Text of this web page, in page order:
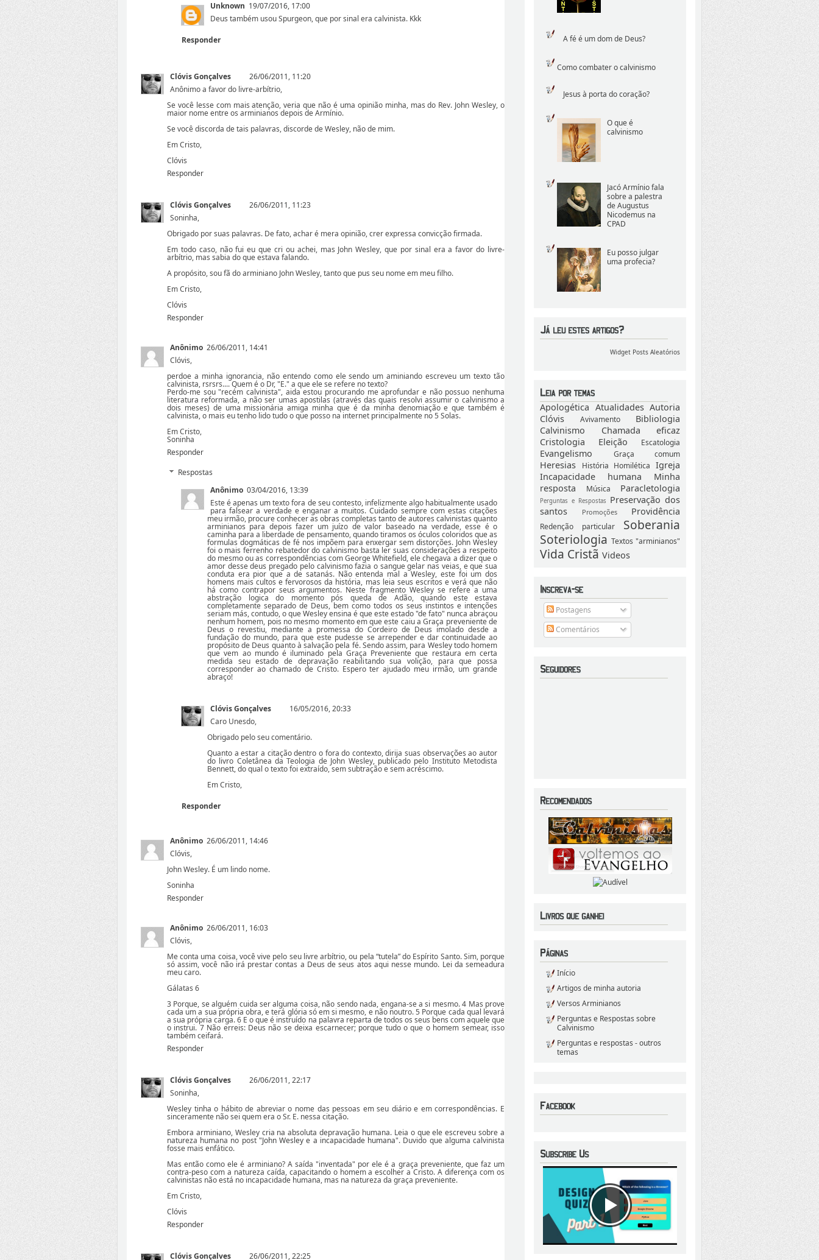
A fé é um dom de Deus?
Como combater o calvinismo
Jesus à porta do coração?
O que é
calvinismo
Jacó Armínio fala
sobre a palestra
de Augustus
Nicodemus na
CPAD
Eu posso julgar
uma profecia?
Widget Posts Aleatórios
Apologética Atualidades Autoria
Clóvis
Avivamento
Bibliologia
Calvinismo
Chamada eficaz
Cristologia
Eleição Escatologia
Evangelismo Graça comum
Heresias História Homilética Igreja
Incapacidade humana
Minha
resposta
Música Paracletologia
Perguntas e Respostas
Preservação dos
santos
Promoções Providência
Redenção particular
Soberania
Soteriologia Textos "arminianos"
Vida Cristã Videos
Postagens
Comentários
Início
Artigos de minha autoria
Versos Arminianos
Perguntas e Respostas sobre
Calvinismo
Perguntas e respostas - outros
temas
Unknown 19/07/2016, 17:00
Deus também usou Spurgeon, que por sinal era calvinista. Kkk
Responder
Clóvis Gonçalves
26/06/2011, 11:20
Anônimo a favor do livre-arbítrio,
Se você lesse com mais atenção, veria que não é uma opinião minha, mas do Rev. John Wesley, o
maior nome entre os arminianos depois de Armínio.
Se você discorda de tais palavras, discorde de Wesley, não de mim.
Em Cristo,
Clóvis
Responder
Clóvis Gonçalves
26/06/2011, 11:23
Soninha,
Obrigado por suas palavras. De fato, achar é mera opinião, crer expressa convicção firmada.
Em todo caso, não fui eu que cri ou achei, mas John Wesley, que por sinal era a favor do livre-
arbítrio, mas sabia do que estava falando.
A propósito, sou fã do arminiano John Wesley, tanto que pus seu nome em meu filho.
Em Cristo,
Clóvis
Responder
Anônimo 26/06/2011, 14:41
Clóvis,
perdoe a minha ignorancia, não entendo como ele sendo um aminiando escreveu um texto tão
calvinista, rsrsrs.... Quem é o Dr, "E." a que ele se refere no texto?
Perdo-me sou "recém calvinista", aida estou procurando me aprofundar e não possuo nenhuma
literatura reformada, a não ser umas apostilas (através das quais resolvi assumir o calvinismo a
dois meses) de uma missionária amiga minha que é da minha denomiação e que também é
calvinista, o mais eu tenho lido tudo o que posso na internet principalmente no 5 Solas.
Em Cristo,
Soninha
Responder
Respostas
Anônimo 03/04/2016, 13:39
Este é apenas um texto fora de seu contesto, infelizmente algo habitualmente usado
para falsear a verdade e enganar a muitos. Cuidado sempre com estas citações
meu irmão, procure conhecer as obras completas tanto de autores calvinistas quanto
arminianos para depois fazer um juízo de valor baseado na verdade, esse é o
caminha para a liberdade de pensamento, quando tiramos os óculos coloridos que as
formulas dogmáticas de fé nos impõem para enxergar sem distorções. John Wesley
foi o mais ferrenho rebatedor do calvinismo basta ler suas considerações a respeito
do mesmo ou as correspondências com George Whitefield, ele chegava a dizer que o
amor desse deus pregado pelo calvinismo fazia o sangue gelar nas veias, e que sua
conduta era pior que a de satanás. Não entenda mal a Wesley, este foi um dos
homens mais cultos e fervorosos da história, mas leia seus escritos e verá que não
há como contrapor seus argumentos. Neste fragmento Wesley se refere a uma
abstração logica do momento pós queda de Adão, quando este estava
completamente separado de Deus, bem como todos os seus instintos e intenções
seriam más, contudo, o que Wesley ensina é que este estado "de fato" nunca abraçou
nenhum homem, pois no mesmo momento em que este caiu a Graça preveniente de
Deus o revestiu, mediante a promessa do Cordeiro de Deus imolado desde a
fundação do mundo, para que este pudesse se arrepender e dar continuidade ao
propósito de Deus quanto à salvação pela fé. Sendo assim, para Wesley todo homem
que vem ao mundo é iluminado pela Graça Preveniente que restaura em certa
medida seu estado de depravação reabilitando sua volição, para que possa
corresponder ao chamado de Cristo. Espero ter ajudado meu irmão, um grande
abraço!
Clóvis Gonçalves
16/05/2016, 20:33
Caro Unesdo,
Obrigado pelo seu comentário.
Quanto a estar a citação dentro o fora do contexto, dirija suas observações ao autor
do livro Coletânea da Teologia de John Wesley, publicado pelo Instituto Metodista
Bennett, do qual o texto foi extraído, sem subtração e sem acréscimo.
Em Cristo,
Responder
Anônimo 26/06/2011, 14:46
Clóvis,
John Wesley. É um lindo nome.
Soninha
Responder
Anônimo 26/06/2011, 16:03
Clóvis,
Me conta uma coisa, você vive pelo seu livre arbítrio, ou pela “tutela” do Espírito Santo. Sim, porque
só assim, você não irá prestar contas a Deus de seus atos aqui nesse mundo. Lei da semeadura
meu caro.
Gálatas 6
3 Porque, se alguém cuida ser alguma coisa, não sendo nada, engana-se a si mesmo. 4 Mas prove
cada um a sua própria obra, e terá glória só em si mesmo, e não noutro. 5 Porque cada qual levará
a sua própria carga. 6 E o que é instruído na palavra reparta de todos os seus bens com aquele que
o instrui. 7 Não erreis: Deus não se deixa escarnecer; porque tudo o que o homem semear, isso
também ceifará.
Responder
Clóvis Gonçalves
26/06/2011, 22:17
Soninha,
Wesley tinha o hábito de abreviar o nome das pessoas em seu diário e em correspondências. E
sinceramente não sei quem era o Sr. E. nessa citação.
Embora arminiano, Wesley cria na absoluta depravação humana. Leia o que ele escreveu sobre a
natureza humana no post"John Wesley e a incapacidade humana". Duvido que alguma calvinista
fosse mais enfático.
Mas então como ele é arminiano? A saída "inventada" por ele é a graça preveniente, que faz um
contra-peso com a natureza caída, capacitando o homem a escolher a Cristo. A diferença com os
calvinistas não está no incapacidade humana, mas na natureza da graça preveniente.
Em Cristo,
Clóvis
Responder
Clóvis Gonçalves 26/06/2011, 22:25